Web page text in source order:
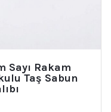
Sayı Rakam
Taş Sabun